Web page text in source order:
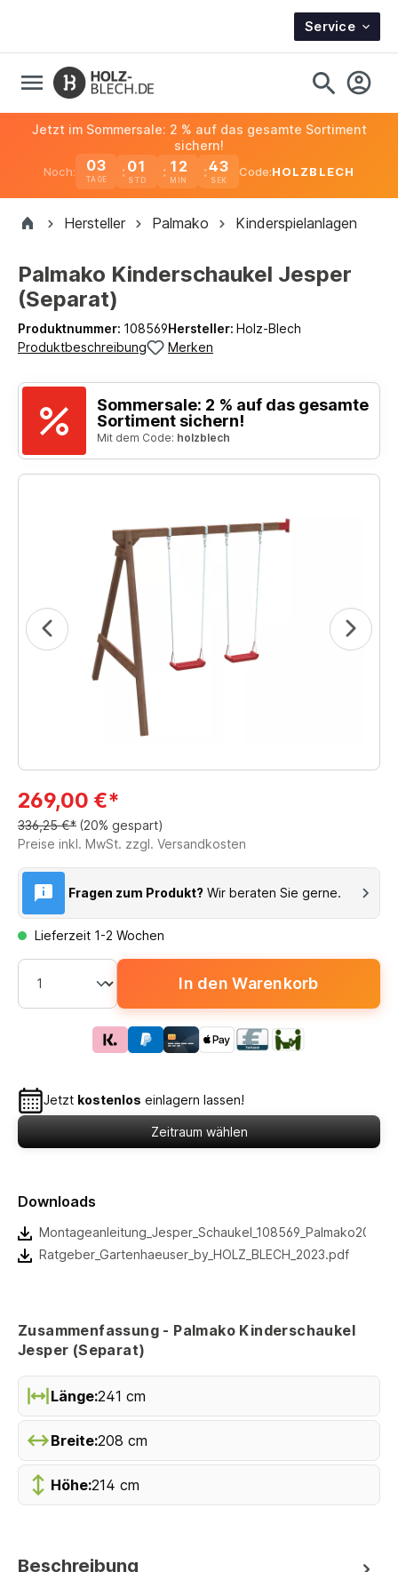
Service
Noch: 03
TAGE
01 12 43
Jetzt im Sommersale: 2 % auf das gesamte Sortiment
sichern!
Code:HOLZBLECH
Hersteller Palmako Kinderspielanlagen
Palmako Kinderschaukel Jesper
(Separat)
Produktnummer: 108569Hersteller: Holz-Blech
Produktbeschreibung
Merken
Sommersale: 2 % auf das gesamte
Sortiment sichern!
Mit dem Code: holzblech
269,00 €*
336,25 €* (20% gespart)
Preise inkl. MwSt. zzgl. Versandkosten
Fragen zum Produkt? Wir beraten Sie gerne.
Lieferzeit 1-2 Wochen
In den Warenkorb
Jetzt kostenlos einlagern lassen!
Zeitraum wählen
Downloads
Ratgeber_Gartenhaeuser_by_HOLZ_BLECH_2023.pdf
Zusammenfassung - Palmako Kinderschaukel
Jesper (Separat)
Länge:241 cm
Breite:208 cm
Höhe:214 cm
Beschreibung